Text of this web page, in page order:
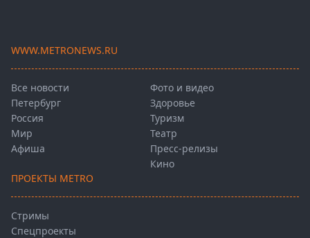
WWW.METRONEWS.RU
Все новости
Петербург
Россия
Мир
Афиша
Фото и видео
Здоровье
Туризм
Театр
Пресс-релизы
Кино
ПРОЕКТЫ METRO
Стримы
Спецпроекты